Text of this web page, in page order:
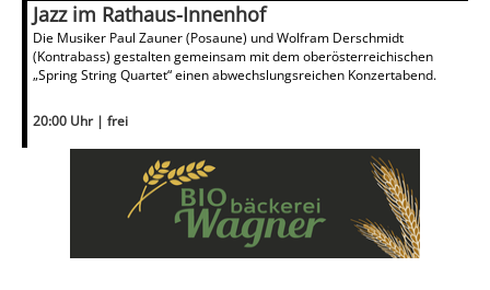
Jazz im Rathaus-Innenhof
Die Musiker Paul Zauner (Posaune) und Wolfram Derschmidt
(Kontrabass) gestalten gemeinsam mit dem oberösterreichischen
„Spring String Quartet“ einen abwechslungsreichen Konzertabend.
20:00 Uhr | frei